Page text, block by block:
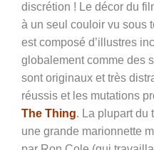
discrétion ! Le décor du
à un seul couloir vu sous
est composé d’illustres
globalement comme des
sont originaux et très
réussis et les mutations
The Thing. La plupart du
une grande marionnette